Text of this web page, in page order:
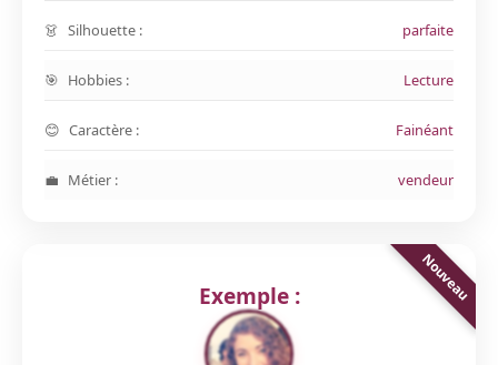
Silhouette : parfaite
Hobbies : Lecture
Caractère : Fainéant
Métier : vendeur
Exemple :